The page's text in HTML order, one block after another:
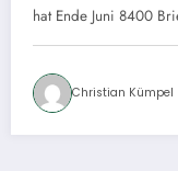
hat Ende Juni 8400
Christian Kümpel